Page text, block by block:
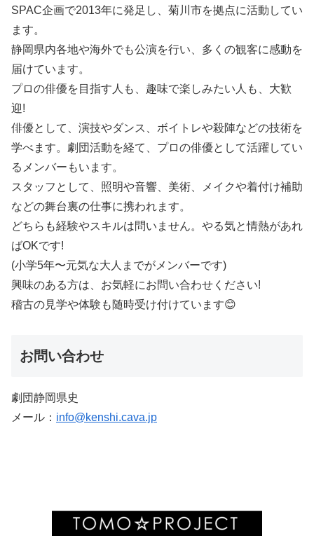
SPAC企画で2013年に発足し、菊川市を拠点に活動してい
ます。
静岡県内各地や海外でも公演を行い、多くの観客に感動を
届けています。
プロの俳優を目指す人も、趣味で楽しみたい人も、大歓
迎!
俳優として、演技やダンス、ボイトレや殺陣などの技術を
学べます。劇団活動を経て、プロの俳優として活躍してい
るメンバーもいます。
スタッフとして、照明や音響、美術、メイクや着付け補助
などの舞台裏の仕事に携われます。
どちらも経験やスキルは問いません。やる気と情熱があれ
ばOKです!
(小学5年〜元気な大人までがメンバーです)
興味のある方は、お気軽にお問い合わせください!
稽古の見学や体験も随時受け付けています😊
お問い合わせ
劇団静岡県史
メール： info@kenshi.cava.jp